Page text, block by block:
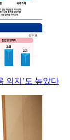
의지’도 높았다